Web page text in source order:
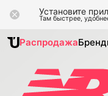
Установите
Там быстрее,
Распродажа